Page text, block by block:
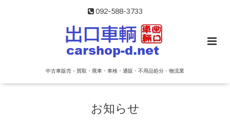
092-588-3733
中古車販売・買取・廃車・車検・通販・不用品処分・物流業
お知らせ